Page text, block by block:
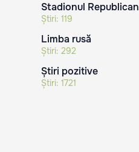
Stadionul Republican
Știri: 119
Limba rusă
Știri: 292
Știri pozitive
Știri: 1721